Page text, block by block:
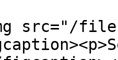
src="/